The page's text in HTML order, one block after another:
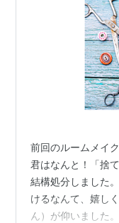
前回のルームメイ
君はなんと！「捨
結構処分しました
けるなんて、嬉し
ん）が仰いました